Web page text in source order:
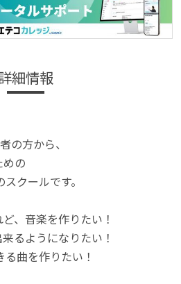
細情報
の方から、
の
クールです。
、音楽を作りたい！
るようになりたい！
曲を作りたい！